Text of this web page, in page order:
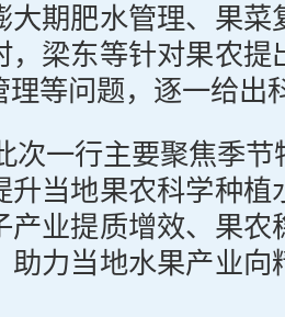
大期肥水管理、果菜
，梁东等针对果农提
理等问题，逐一给出
次一行主要聚焦季
升当地果农科学种植
产业提质增效、果农
助力当地水果产业向